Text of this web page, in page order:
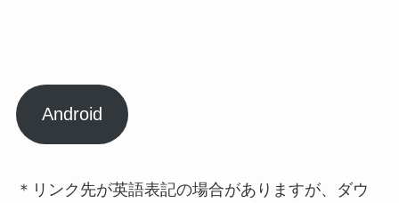
Android
＊リンク先が英語表記の場合がありますが、ダウ